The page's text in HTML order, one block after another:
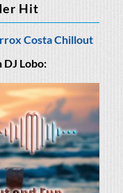
Hit
Costa Chillout
DJ Lobo: